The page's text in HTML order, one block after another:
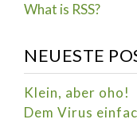
What is RSS?
NEUESTE
Klein, aber oho!
Dem Virus